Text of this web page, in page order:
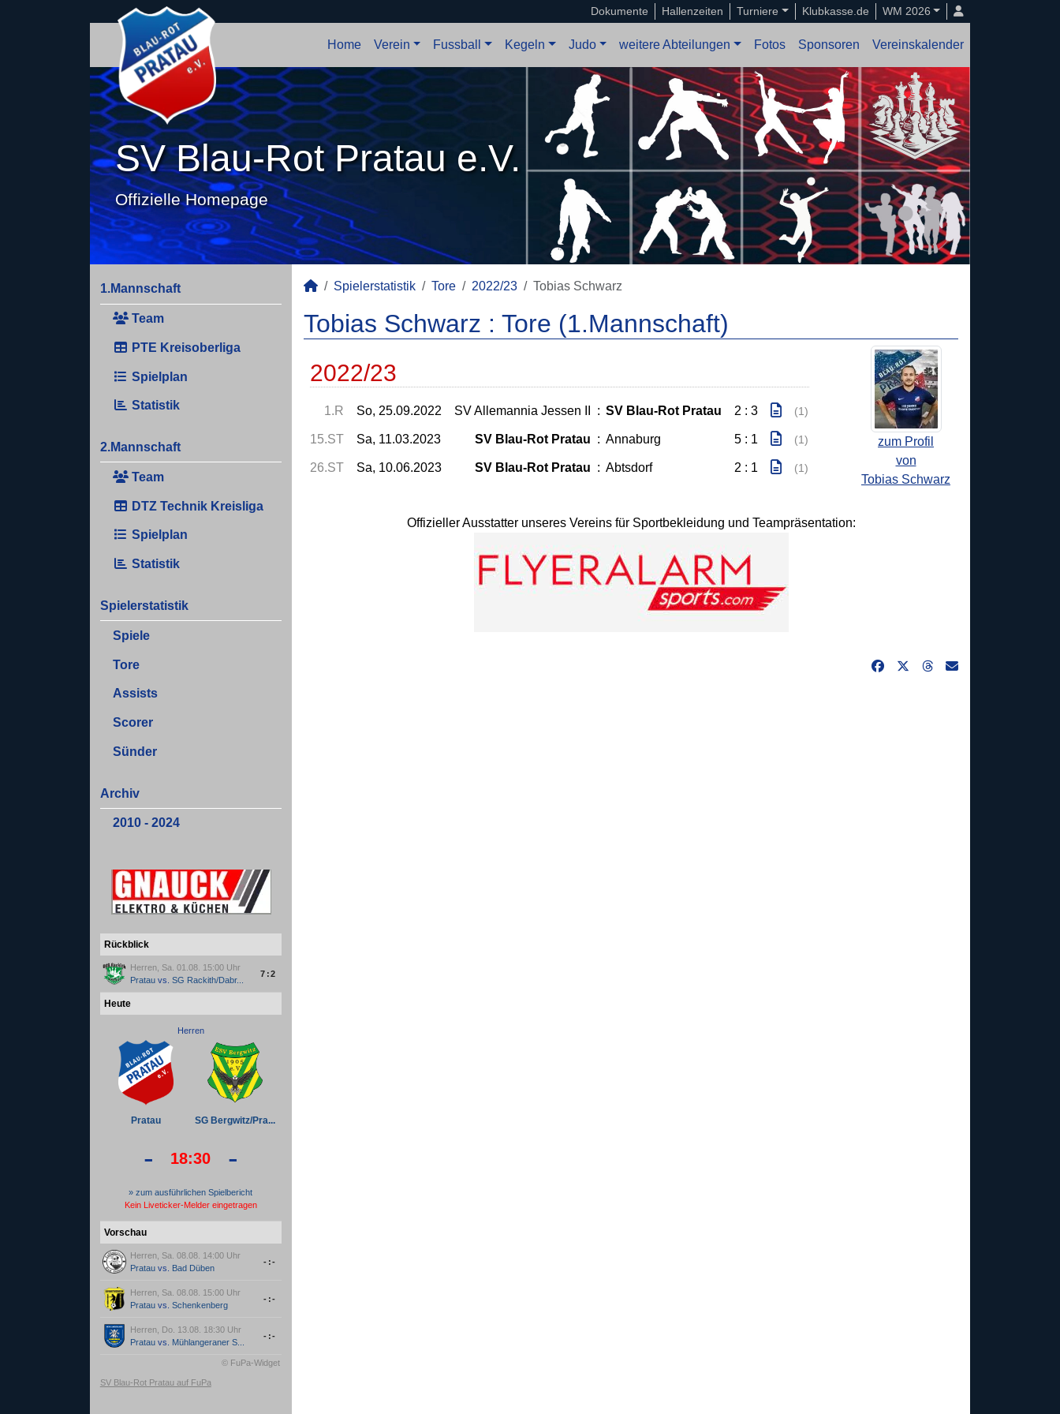
Dokumente Hallenzeiten Turniere Klubkasse.de WM 2026
Home Verein Fussball Kegeln Judo weitere Abteilungen Fotos Sponsoren Vereinskalender
SV Blau-Rot Pratau e.V.
Offizielle Homepage
1.Mannschaft
Team
PTE Kreisoberliga
Spielplan
Statistik
2.Mannschaft
Team
DTZ Technik Kreisliga
Spielplan
Statistik
Spielerstatistik
Spiele
Tore
Assists
Scorer
Sünder
Archiv
2010 - 2024
Rückblick
Herren, Sa. 01.08. 15:00 Uhr
Pratauvs. SG Rackith/Dabr...
7:2
Heute
Herren
Pratau SG Bergwitz/Pra...
- 18:30 -
» zum ausführlichen Spielbericht
Kein Liveticker-Melder eingetragen
Vorschau
Herren, Sa. 08.08. 14:00 Uhr
Pratauvs. Bad Düben
-:-
Herren, Sa. 08.08. 15:00 Uhr
Pratauvs. Schenkenberg
-:-
Herren, Do. 13.08. 18:30 Uhr
Pratauvs. Mühlangeraner S...
-:-
© FuPa-Widget
SV Blau-Rot Pratau auf FuPa
Spielerstatistik Tore 2022/23 Tobias Schwarz
Tobias Schwarz : Tore (1.Mannschaft)
zum Profil
von
Tobias Schwarz
2022/23
1.R So, 25.09.2022 SV Allemannia Jessen II : SV Blau-Rot Pratau 2 : 3 (1)
15.ST Sa, 11.03.2023 SV Blau-Rot Pratau : Annaburg 5 : 1 (1)
26.ST Sa, 10.06.2023 SV Blau-Rot Pratau : Abtsdorf 2 : 1 (1)
Offizieller Ausstatter unseres Vereins für Sportbekleidung und Teampräsentation: